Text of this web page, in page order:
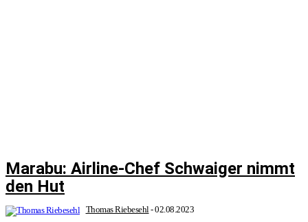
Marabu: Airline-Chef Schwaiger nimmt
den Hut
Thomas Riebesehl -02.08.2023